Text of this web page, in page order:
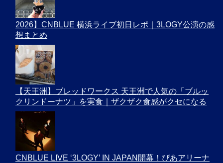
2026】CNBLUE 横浜ライブ初日レポ｜3LOGY公演の感
想まとめ
【天王洲】ブレッドワークス 天王洲で人気の「ブルッ
クリンドーナツ」を実食｜ザクザク食感がクセになる
CNBLUE LIVE ‘3LOGY’ IN JAPAN開幕！ぴあアリーナ